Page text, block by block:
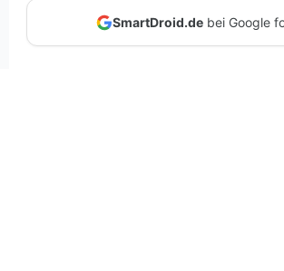
SmartDroid.debei Google